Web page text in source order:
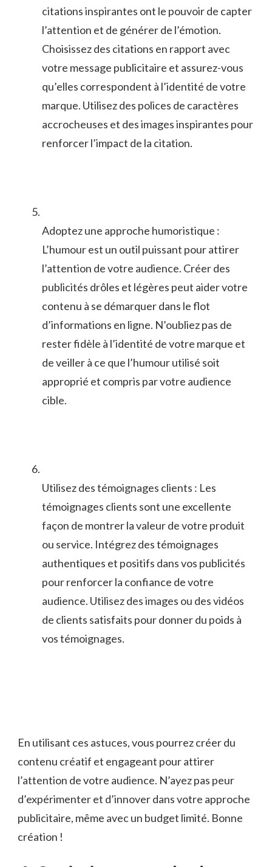
citations inspirantes ont le pouvoir de capter
l’attention et de générer ‍de l’émotion.
Choisissez des citations ⁤en rapport avec
votre message publicitaire​ et assurez-vous
qu’elles correspondent à l’identité​ de votre
marque. Utilisez des polices de caractères⁣
accrocheuses et ‌des images inspirantes pour
renforcer l’impact de la citation.
Adoptez une ‍approche humoristique :
L’humour⁢ est un outil puissant pour attirer⁢
l’attention de votre audience. Créer ‌des
publicités drôles et légères‍ peut aider ⁤votre‌
contenu‌ à⁢ se démarquer dans le flot⁣
d’informations en ligne. N’oubliez pas de
rester fidèle à ⁤l’identité de votre marque et
de ‍veiller à ⁢ce⁣ que l’humour utilisé soit
approprié et compris par votre audience
cible.
Utilisez des témoignages⁤ clients : Les
témoignages clients sont⁢ une ⁣excellente
façon de ​montrer la valeur de votre​ produit
ou service. ‌Intégrez des témoignages​
authentiques et positifs dans vos publicités
pour‍ renforcer la confiance ‌de⁢ votre
audience. Utilisez des images ou des vidéos
de‍ clients satisfaits pour donner du poids à
vos témoignages.
En​ utilisant ces⁢ astuces, vous pourrez⁤ créer du
contenu⁢ créatif et engageant pour attirer
l’attention⁣ de⁢ votre audience. N’ayez pas ​peur
d’expérimenter et d’innover dans votre ​approche
publicitaire, même avec un budget limité. ‌Bonne
création !